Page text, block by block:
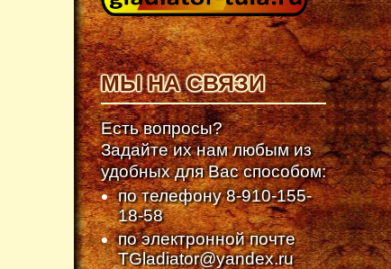
МЫ НА СВЯЗИ
Есть вопросы?
Задайте их нам любым из
удобных для Вас способом:
по телефону8-910-155-
18-58
по электронной почте
TGladiator@yandex.ru